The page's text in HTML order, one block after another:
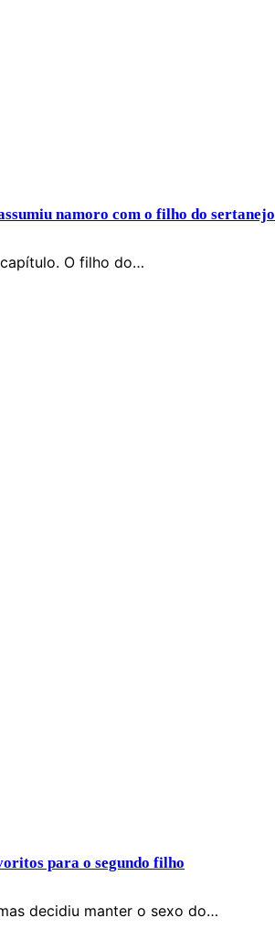
namoro com o filho do sertanejo
O filho do…
para o segundo filho
decidiu manter o sexo do…